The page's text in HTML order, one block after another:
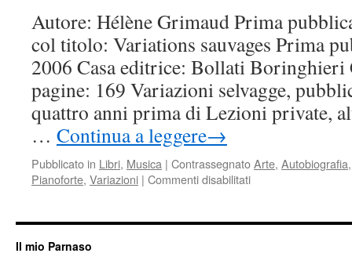
Autore: Hélène Grimaud Prima
col titolo: Variations sauvages Prima
2006 Casa editrice: Bollati
pagine: 169 Variazioni selvagge,
quattro anni prima di Lezioni private,
… Continua a leggere→
Pubblicato in Libri, Musica | ContrassegnatoArte, Autobiografia
Pianoforte, Variazioni | Commenti disabilitatisu
(2003/2006)
Il mio Parnaso